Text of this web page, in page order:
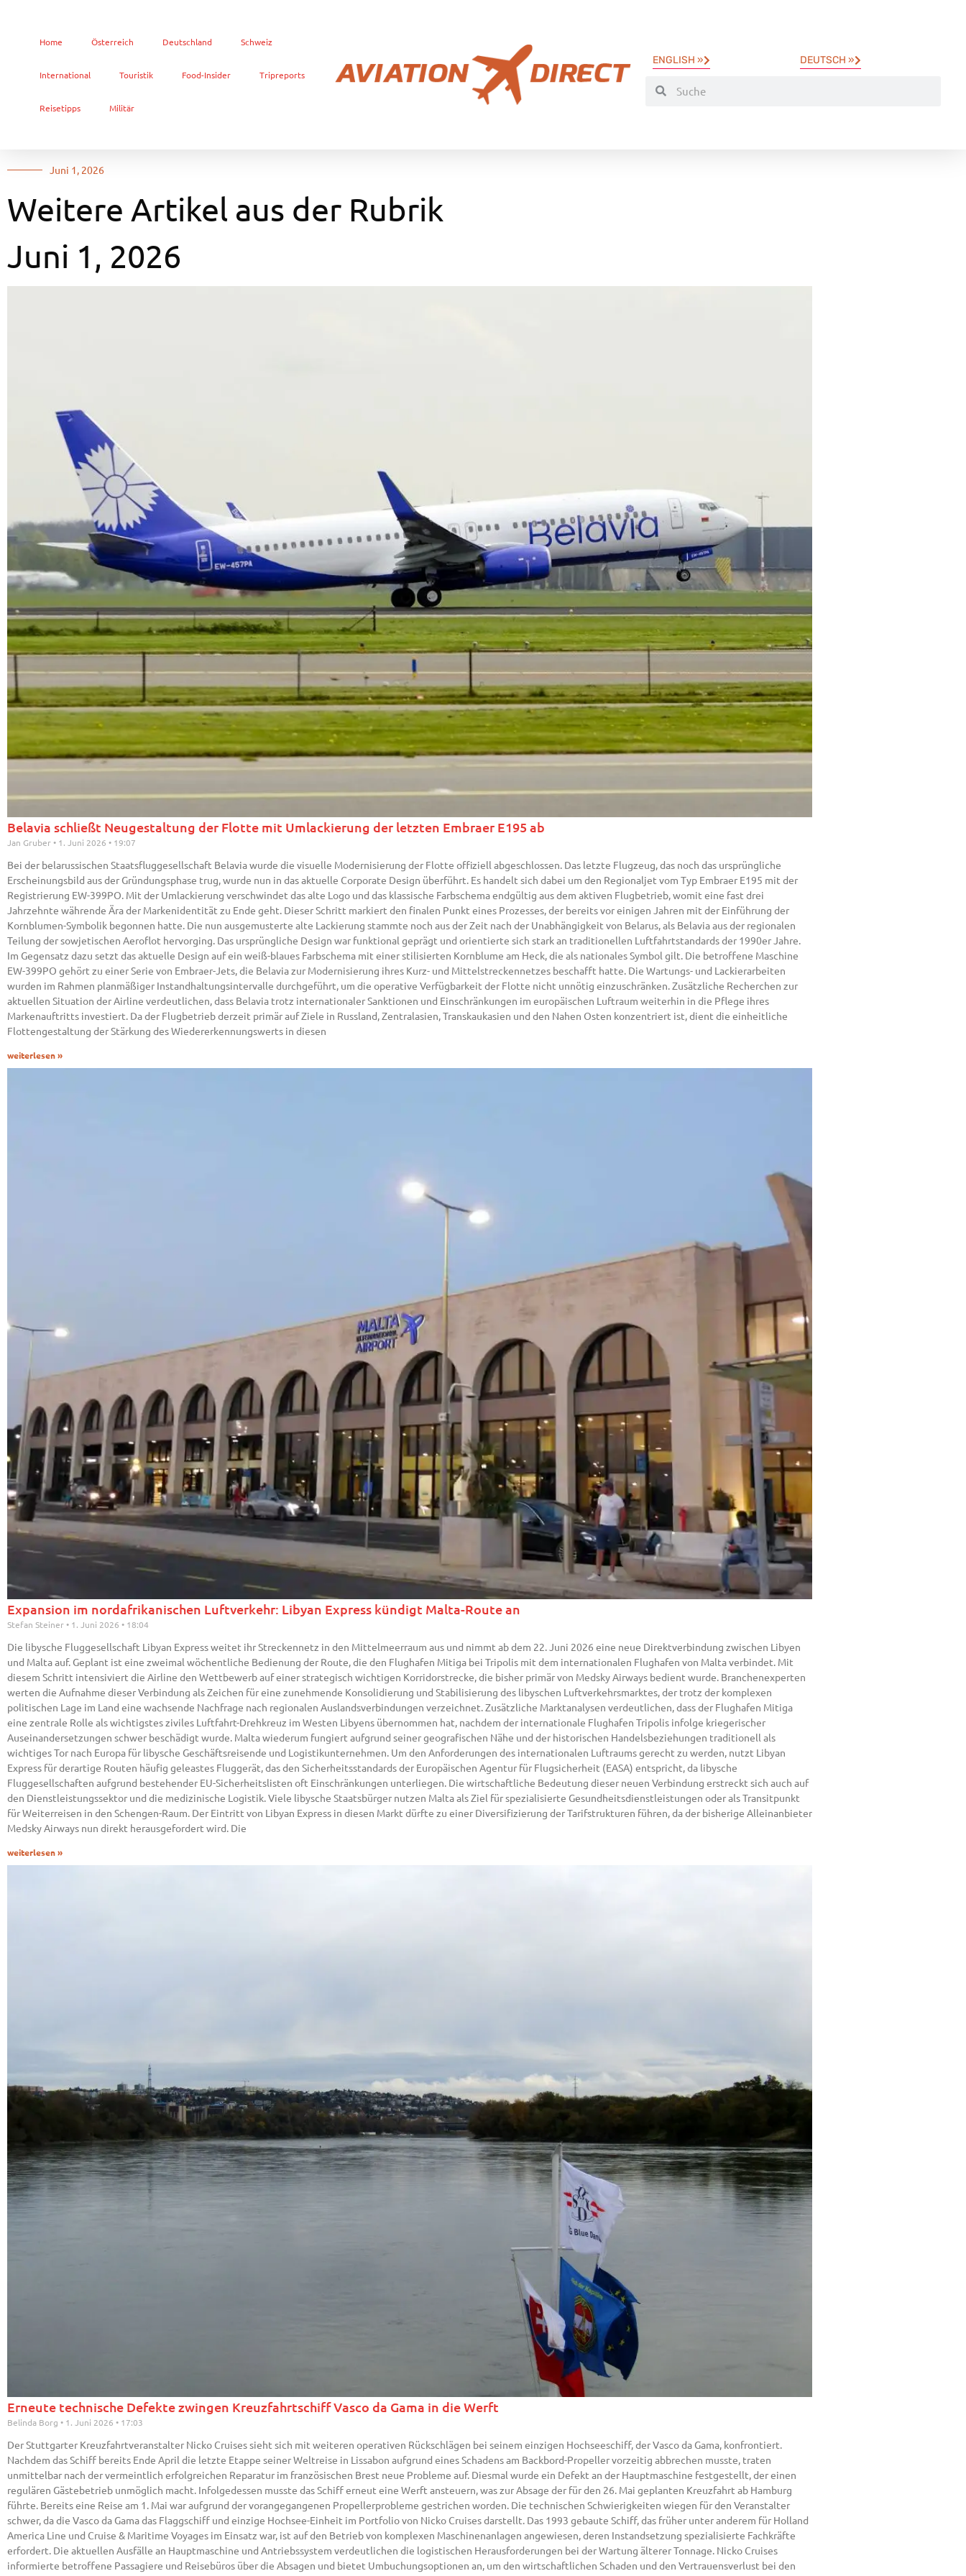
Home Österreich Deutschland Schweiz
International Touristik Food-Insider Tripreports
Reisetipps Militär
ENGLISH » DEUTSCH »
Juni 1, 2026
Weitere Artikel aus der Rubrik
Juni 1, 2026
Belavia schließt Neugestaltung der Flotte mit Umlackierung der letzten Embraer E195 ab
Jan Gruber 1. Juni 2026 19:07
Bei der belarussischen Staatsfluggesellschaft Belavia wurde die visuelle Modernisierung der Flotte offiziell abgeschlossen. Das letzte Flugzeug, das noch das ursprüngliche
Erscheinungsbild aus der Gründungsphase trug, wurde nun in das aktuelle Corporate Design überführt. Es handelt sich dabei um den Regionaljet vom Typ Embraer E195 mit der
Registrierung EW-399PO. Mit der Umlackierung verschwindet das alte Logo und das klassische Farbschema endgültig aus dem aktiven Flugbetrieb, womit eine fast drei
Jahrzehnte währende Ära der Markenidentität zu Ende geht. Dieser Schritt markiert den finalen Punkt eines Prozesses, der bereits vor einigen Jahren mit der Einführung der
Kornblumen-Symbolik begonnen hatte. Die nun ausgemusterte alte Lackierung stammte noch aus der Zeit nach der Unabhängigkeit von Belarus, als Belavia aus der regionalen
Teilung der sowjetischen Aeroflot hervorging. Das ursprüngliche Design war funktional geprägt und orientierte sich stark an traditionellen Luftfahrtstandards der 1990er Jahre.
Im Gegensatz dazu setzt das aktuelle Design auf ein weiß-blaues Farbschema mit einer stilisierten Kornblume am Heck, die als nationales Symbol gilt. Die betroffene Maschine
EW-399PO gehört zu einer Serie von Embraer-Jets, die Belavia zur Modernisierung ihres Kurz- und Mittelstreckennetzes beschafft hatte. Die Wartungs- und Lackierarbeiten
wurden im Rahmen planmäßiger Instandhaltungsintervalle durchgeführt, um die operative Verfügbarkeit der Flotte nicht unnötig einzuschränken. Zusätzliche Recherchen zur
aktuellen Situation der Airline verdeutlichen, dass Belavia trotz internationaler Sanktionen und Einschränkungen im europäischen Luftraum weiterhin in die Pflege ihres
Markenauftritts investiert. Da der Flugbetrieb derzeit primär auf Ziele in Russland, Zentralasien, Transkaukasien und den Nahen Osten konzentriert ist, dient die einheitliche
Flottengestaltung der Stärkung des Wiedererkennungswerts in diesen
weiterlesen »
Expansion im nordafrikanischen Luftverkehr: Libyan Express kündigt Malta-Route an
Stefan Steiner 1. Juni 2026 18:04
Die libysche Fluggesellschaft Libyan Express weitet ihr Streckennetz in den Mittelmeerraum aus und nimmt ab dem 22. Juni 2026 eine neue Direktverbindung zwischen Libyen
und Malta auf. Geplant ist eine zweimal wöchentliche Bedienung der Route, die den Flughafen Mitiga bei Tripolis mit dem internationalen Flughafen von Malta verbindet. Mit
diesem Schritt intensiviert die Airline den Wettbewerb auf einer strategisch wichtigen Korridorstrecke, die bisher primär von Medsky Airways bedient wurde. Branchenexperten
werten die Aufnahme dieser Verbindung als Zeichen für eine zunehmende Konsolidierung und Stabilisierung des libyschen Luftverkehrsmarktes, der trotz der komplexen
politischen Lage im Land eine wachsende Nachfrage nach regionalen Auslandsverbindungen verzeichnet. Zusätzliche Marktanalysen verdeutlichen, dass der Flughafen Mitiga
eine zentrale Rolle als wichtigstes ziviles Luftfahrt-Drehkreuz im Westen Libyens übernommen hat, nachdem der internationale Flughafen Tripolis infolge kriegerischer
Auseinandersetzungen schwer beschädigt wurde. Malta wiederum fungiert aufgrund seiner geografischen Nähe und der historischen Handelsbeziehungen traditionell als
wichtiges Tor nach Europa für libysche Geschäftsreisende und Logistikunternehmen. Um den Anforderungen des internationalen Luftraums gerecht zu werden, nutzt Libyan
Express für derartige Routen häufig geleastes Fluggerät, das den Sicherheitsstandards der Europäischen Agentur für Flugsicherheit (EASA) entspricht, da libysche
Fluggesellschaften aufgrund bestehender EU-Sicherheitslisten oft Einschränkungen unterliegen. Die wirtschaftliche Bedeutung dieser neuen Verbindung erstreckt sich auch auf
den Dienstleistungssektor und die medizinische Logistik. Viele libysche Staatsbürger nutzen Malta als Ziel für spezialisierte Gesundheitsdienstleistungen oder als Transitpunkt
für Weiterreisen in den Schengen-Raum. Der Eintritt von Libyan Express in diesen Markt dürfte zu einer Diversifizierung der Tarifstrukturen führen, da der bisherige Alleinanbieter
Medsky Airways nun direkt herausgefordert wird. Die
weiterlesen »
Erneute technische Defekte zwingen Kreuzfahrtschiff Vasco da Gama in die Werft
Belinda Borg 1. Juni 2026 17:03
Der Stuttgarter Kreuzfahrtveranstalter Nicko Cruises sieht sich mit weiteren operativen Rückschlägen bei seinem einzigen Hochseeschiff, der Vasco da Gama, konfrontiert.
Nachdem das Schiff bereits Ende April die letzte Etappe seiner Weltreise in Lissabon aufgrund eines Schadens am Backbord-Propeller vorzeitig abbrechen musste, traten
unmittelbar nach der vermeintlich erfolgreichen Reparatur im französischen Brest neue Probleme auf. Diesmal wurde ein Defekt an der Hauptmaschine festgestellt, der einen
regulären Gästebetrieb unmöglich macht. Infolgedessen musste das Schiff erneut eine Werft ansteuern, was zur Absage der für den 26. Mai geplanten Kreuzfahrt ab Hamburg
führte. Bereits eine Reise am 1. Mai war aufgrund der vorangegangenen Propellerprobleme gestrichen worden. Die technischen Schwierigkeiten wiegen für den Veranstalter
schwer, da die Vasco da Gama das Flaggschiff und einzige Hochsee-Einheit im Portfolio von Nicko Cruises darstellt. Das 1993 gebaute Schiff, das früher unter anderem für Holland
America Line und Cruise & Maritime Voyages im Einsatz war, ist auf den Betrieb von komplexen Maschinenanlagen angewiesen, deren Instandsetzung spezialisierte Fachkräfte
erfordert. Die aktuellen Ausfälle an Hauptmaschine und Antriebssystem verdeutlichen die logistischen Herausforderungen bei der Wartung älterer Tonnage. Nicko Cruises
informierte betroffene Passagiere und Reisebüros über die Absagen und bietet Umbuchungsoptionen an, um den wirtschaftlichen Schaden und den Vertrauensverlust bei den